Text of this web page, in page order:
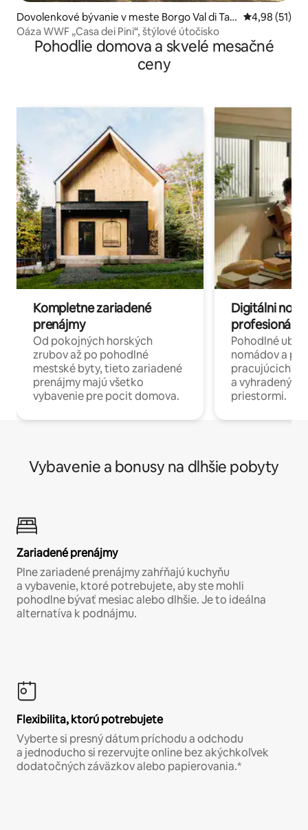
Dovolenkové bývanie v meste Borgo Val di Tar
o
Priemerné
4,98 (51)
Oáza WWF „Casa dei Pini“, štýlové útočisko
Pohodlie domova a skvelé mesačné
ceny
Kompletne zariadené
prenájmy
Od pokojných horských
zrubov až po pohodlné
mestské byty, tieto zariadené
prenájmy majú všetko
vybavenie pre pocit domova.
Digitálni
profesionáli
Pohodlné
nomádov a
pracujúcich
a
priestormi.
Vybavenie a bonusy na dlhšie pobyty
Zariadené prenájmy
Plne zariadené prenájmy zahŕňajú kuchyňu
a vybavenie, ktoré potrebujete, aby ste mohli
pohodlne bývať mesiac alebo dlhšie. Je to ideálna
alternatíva k podnájmu.
Flexibilita, ktorú potrebujete
Vyberte si presný dátum príchodu a odchodu
a jednoducho si rezervujte online bez akýchkoľvek
dodatočných záväzkov alebo papierovania.*